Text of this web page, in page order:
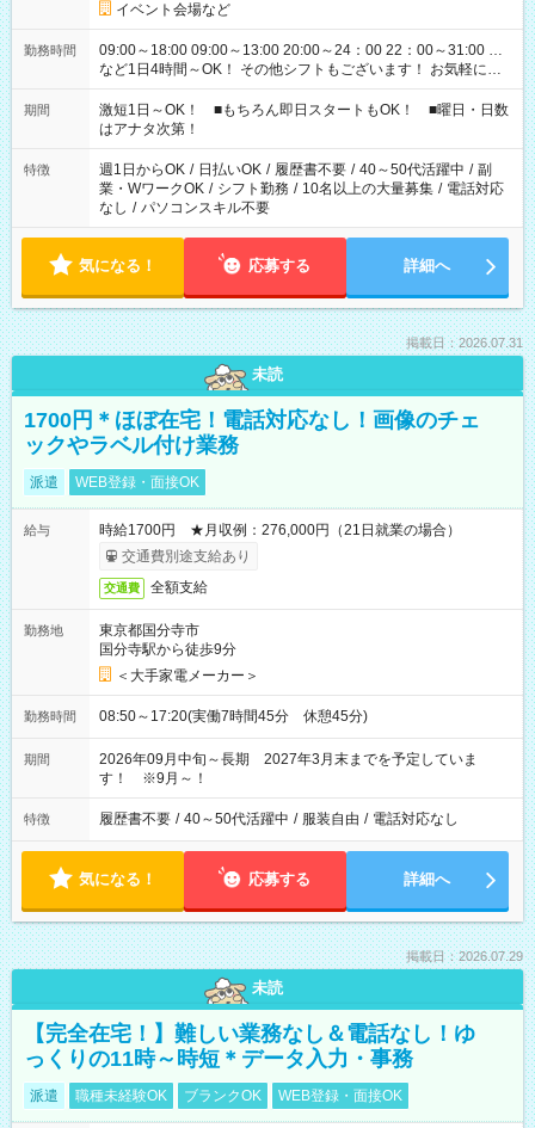
イベント会場など
勤務時間
09:00～18:00 09:00～13:00 20:00～24：00 22：00～31:00 …
など1日4時間～OK！ その他シフトもございます！ お気軽にご
相談ください！
期間
激短1日～OK！ ■もちろん即日スタートもOK！ ■曜日・日数
はアナタ次第！
特徴 週1日からOK / 日払いOK / 履歴書不要 / 40～50代活躍中 / 副
業・WワークOK / シフト勤務 / 10名以上の大量募集 / 電話対応
なし / パソコンスキル不要
気になる！ 応募する 詳細へ
掲載日：2026.07.31
未読
1700円＊ほぼ在宅！電話対応なし！画像のチェ
ックやラベル付け業務
派遣 WEB登録・面接OK
給与
時給1700円 ★月収例：276,000円（21日就業の場合）
交通費別途支給あり
交通費 全額支給
勤務地
東京都国分寺市
国分寺駅から徒歩9分
＜大手家電メーカー＞
勤務時間 08:50～17:20(実働7時間45分 休憩45分)
期間
2026年09月中旬～長期 2027年3月末までを予定していま
す！ ※9月～！
特徴 履歴書不要 / 40～50代活躍中 / 服装自由 / 電話対応なし
気になる！ 応募する 詳細へ
掲載日：2026.07.29
未読
【完全在宅！】難しい業務なし＆電話なし！ゆ
っくりの11時～時短＊データ入力・事務
派遣 職種未経験OK ブランクOK WEB登録・面接OK